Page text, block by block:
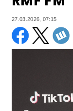
27.03.2026, 07:15